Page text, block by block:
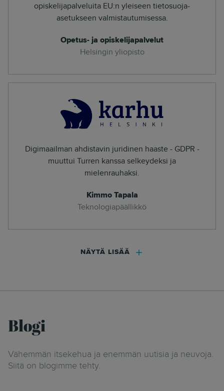
opiskelijapalveluita EU:n yleiseen tietosuoja-
asetukseen valmistautumisessa.
Opetus- ja opiskelijapalvelut
Helsingin yliopisto
Digimaailman ahdistavin juridinen haaste - GDPR -
muuttui Turren kanssa selkeydeksi ja
mielenrauhaksi.
Kimmo Tapala
Teknologiapäällikkö
NÄYTÄ LISÄÄ
Blogi
Vähemmän itsekehua ja enemmän uutisia ja neuvoja.
Siitä on blogimme tehty.